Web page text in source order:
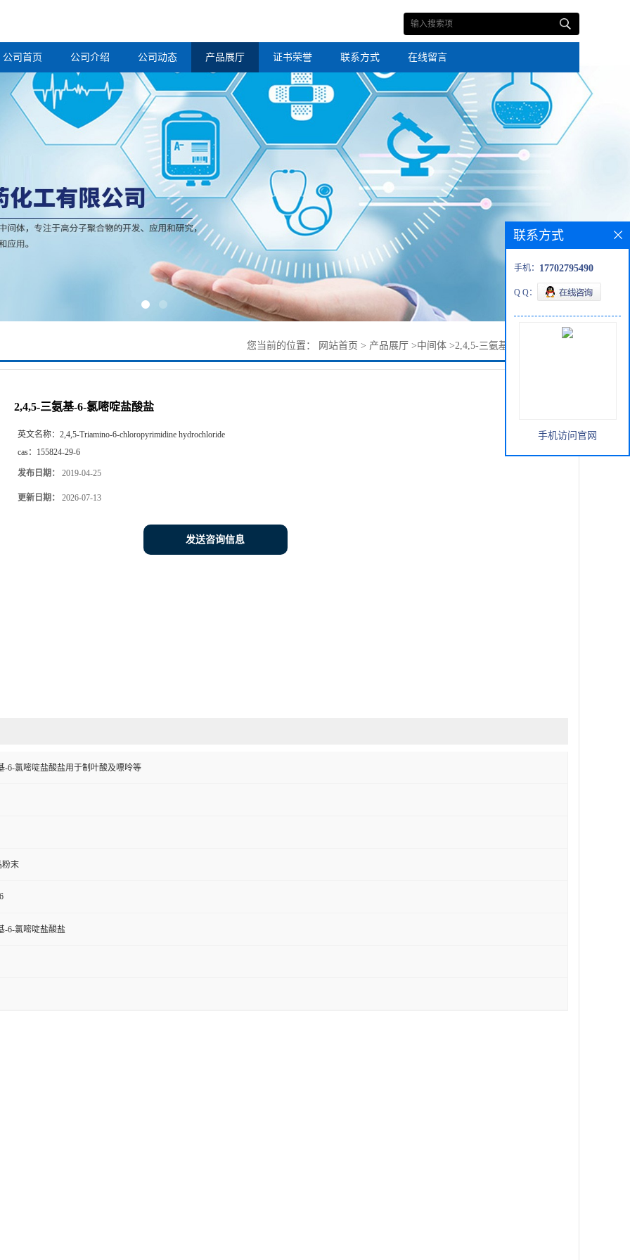
公司首页 公司介绍 公司动态 产品展厅 证书荣誉 联系方式 在线留言
您当前的位置： 网站首页 > 产品展厅 >中间体 >2,4,5-三氨基-6-氯嘧啶盐酸盐
2,4,5-三氨基-6-氯嘧啶盐酸盐
英文名称： 2,4,5-Triamino-6-chloropyrimidine hydrochloride
cas： 155824-29-6
发布日期： 2019-04-25
更新日期： 2026-07-13
发送咨询信息
-6-氯嘧啶盐酸盐用于制叶酸及嘌呤等
粉末
-6-氯嘧啶盐酸盐
联系方式
手机： 17702795490
Q Q：
手机访问官网